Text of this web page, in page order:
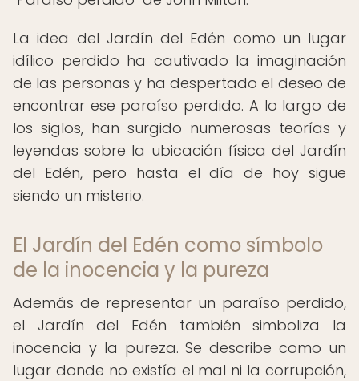
La idea del Jardín del Edén como un lugar
idílico perdido ha cautivado la imaginación
de las personas y ha despertado el deseo de
encontrar ese paraíso perdido. A lo largo de
los siglos, han surgido numerosas teorías y
leyendas sobre la ubicación física del Jardín
del Edén, pero hasta el día de hoy sigue
siendo un misterio.
El Jardín del Edén como símbolo
de la inocencia y la pureza
Además de representar un paraíso perdido,
el Jardín del Edén también simboliza la
inocencia y la pureza. Se describe como un
lugar donde no existía el mal ni la corrupción,